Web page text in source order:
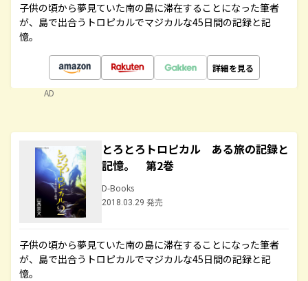
子供の頃から夢見ていた南の島に滞在することになった筆者
が、島で出合うトロピカルでマジカルな45日間の記録と記
憶。
詳細を見る
AD
とろとろトロピカル ある旅の記録と
記憶。 第2巻
D-Books
2018.03.29 発売
子供の頃から夢見ていた南の島に滞在することになった筆者
が、島で出合うトロピカルでマジカルな45日間の記録と記
憶。